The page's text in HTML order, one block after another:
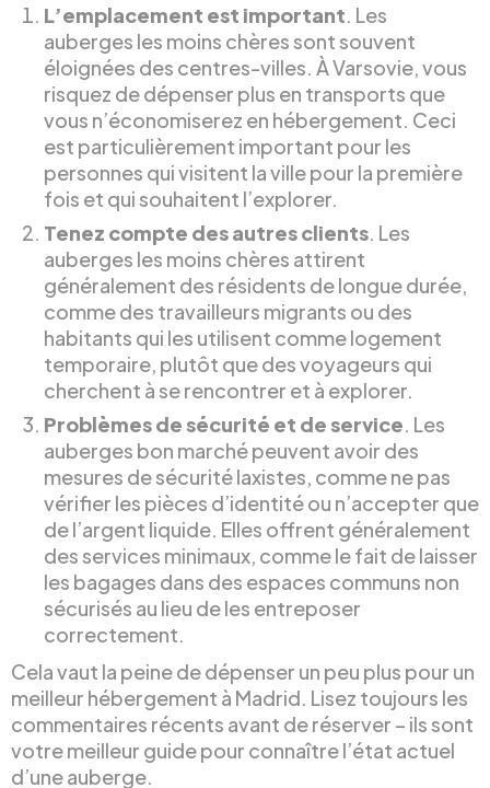
L’emplacement est important. Les
auberges les moins chères sont souvent
éloignées des centres-villes. À Varsovie, vous
risquez de dépenser plus en transports que
vous n’économiserez en hébergement. Ceci
est particulièrement important pour les
personnes qui visitent la ville pour la première
fois et qui souhaitent l’explorer.
Tenez compte des autres clients. Les
auberges les moins chères attirent
généralement des résidents de longue durée,
comme des travailleurs migrants ou des
habitants qui les utilisent comme logement
temporaire, plutôt que des voyageurs qui
cherchent à se rencontrer et à explorer.
Problèmes de sécurité et de service. Les
auberges bon marché peuvent avoir des
mesures de sécurité laxistes, comme ne pas
vérifier les pièces d’identité ou n’accepter que
de l’argent liquide. Elles offrent généralement
des services minimaux, comme le fait de laisser
les bagages dans des espaces communs non
sécurisés au lieu de les entreposer
correctement.
Cela vaut la peine de dépenser un peu plus pour un
meilleur hébergement à Madrid. Lisez toujours les
commentaires récents avant de réserver – ils sont
votre meilleur guide pour connaître l’état actuel
d’une auberge.